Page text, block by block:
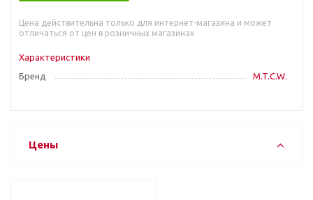
Цена действительна только для интернет-магазина и может
отличаться от цен в розничных магазинах
Характеристики
Бренд
M.T.C.W.
Цены